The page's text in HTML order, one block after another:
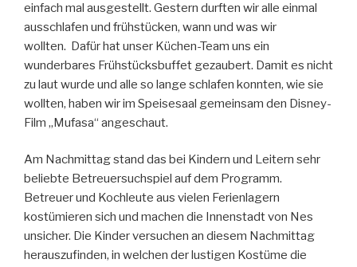
einfach mal ausgestellt. Gestern durften wir alle einmal
ausschlafen und frühstücken, wann und was wir
wollten. Dafür hat unser Küchen-Team uns ein
wunderbares Frühstücksbuffet gezaubert. Damit es nicht
zu laut wurde und alle so lange schlafen konnten, wie sie
wollten, haben wir im Speisesaal gemeinsam den Disney-
Film „Mufasa“ angeschaut.
Am Nachmittag stand das bei Kindern und Leitern sehr
beliebte Betreuersuchspiel auf dem Programm.
Betreuer und Kochleute aus vielen Ferienlagern
kostümieren sich und machen die Innenstadt von Nes
unsicher. Die Kinder versuchen an diesem Nachmittag
herauszufinden, in welchen der lustigen Kostüme die